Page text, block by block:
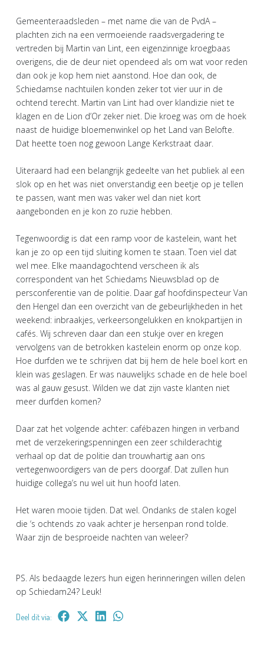
Gemeenteraadsleden – met name die van de PvdA –
plachten zich na een vermoeiende raadsvergadering te
vertreden bij Martin van Lint, een eigenzinnige kroegbaas
overigens, die de deur niet opendeed als om wat voor reden
dan ook je kop hem niet aanstond. Hoe dan ook, de
Schiedamse nachtuilen konden zeker tot vier uur in de
ochtend terecht. Martin van Lint had over klandizie niet te
klagen en de Lion d’Or zeker niet. Die kroeg was om de hoek
naast de huidige bloemenwinkel op het Land van Belofte.
Dat heette toen nog gewoon Lange Kerkstraat daar.
Uiteraard had een belangrijk gedeelte van het publiek al een
slok op en het was niet onverstandig een beetje op je tellen
te passen, want men was vaker wel dan niet kort
aangebonden en je kon zo ruzie hebben.
Tegenwoordig is dat een ramp voor de kastelein, want het
kan je zo op een tijd sluiting komen te staan. Toen viel dat
wel mee. Elke maandagochtend verscheen ik als
correspondent van het Schiedams Nieuwsblad op de
persconferentie van de politie. Daar gaf hoofdinspecteur Van
den Hengel dan een overzicht van de gebeurlijkheden in het
weekend: inbraakjes, verkeersongelukken en knokpartijen in
cafés. Wij schreven daar dan een stukje over en kregen
vervolgens van de betrokken kastelein enorm op onze kop.
Hoe durfden we te schrijven dat bij hem de hele boel kort en
klein was geslagen. Er was nauwelijks schade en de hele boel
was al gauw gesust. Wilden we dat zijn vaste klanten niet
meer durfden komen?
Daar zat het volgende achter: cafébazen hingen in verband
met de verzekeringspenningen een zeer schilderachtig
verhaal op dat de politie dan trouwhartig aan ons
vertegenwoordigers van de pers doorgaf. Dat zullen hun
huidige collega’s nu wel uit hun hoofd laten.
Het waren mooie tijden. Dat wel. Ondanks de stalen kogel
die ‘s ochtends zo vaak achter je hersenpan rond tolde.
Waar zijn de besproeide nachten van weleer?
PS. Als bedaagde lezers hun eigen herinneringen willen delen
op Schiedam24? Leuk!
Deel dit via: